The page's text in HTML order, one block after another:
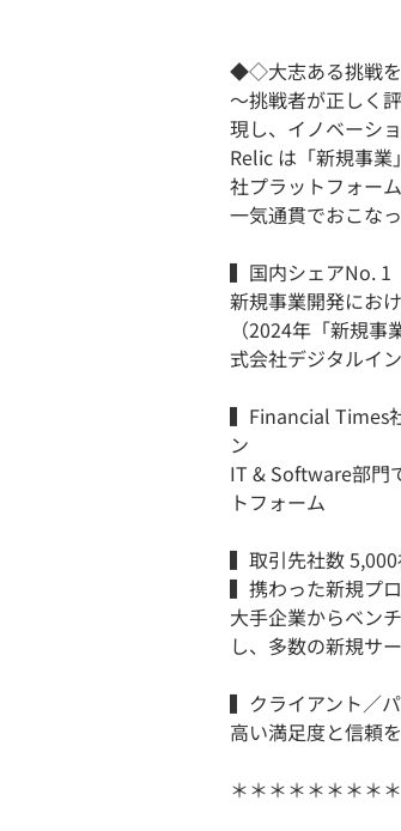
◆◇大志ある挑戦
〜挑戦者が正しく
現し、イノベーシ
Relic は「新規事
社プラットフォー
一気通貫でおこな
▍国内シェアNo. 1
新規事業開発にお
（2024年「新規
式会社デジタルイン
▍Financial Times
ン
IT & Software部門
トフォーム
▍取引先社数
▍携わった新規プ
大手企業からベン
し、多数の新規サ
▍クライアント／
高い満足度と信頼
＊＊＊＊＊＊＊＊